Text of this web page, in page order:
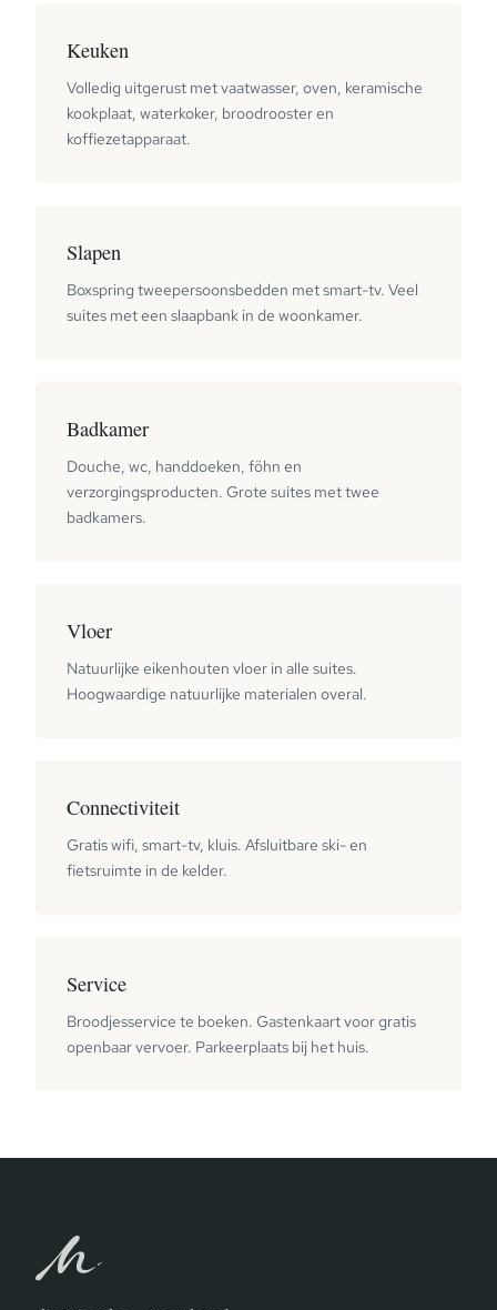
Keuken
Volledig uitgerust met vaatwasser, oven, keramische
kookplaat, waterkoker, broodrooster en
koffiezetapparaat.
Slapen
Boxspring tweepersoonsbedden met smart-tv. Veel
suites met een slaapbank in de woonkamer.
Badkamer
Douche, wc, handdoeken, föhn en
verzorgingsproducten. Grote suites met twee
badkamers.
Vloer
Natuurlijke eikenhouten vloer in alle suites.
Hoogwaardige natuurlijke materialen overal.
Connectiviteit
Gratis wifi, smart-tv, kluis. Afsluitbare ski- en
fietsruimte in de kelder.
Service
Broodjesservice te boeken. Gastenkaart voor gratis
openbaar vervoer. Parkeerplaats bij het huis.